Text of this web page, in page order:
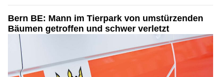
Bern BE: Mann im Tierpark von umstürzenden
Bäumen getroffen und schwer verletzt